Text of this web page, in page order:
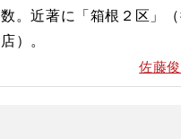
数。近著に「箱根２区」
店）。
佐藤